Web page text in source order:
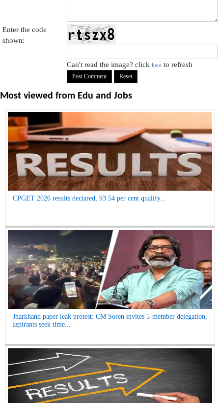
Enter the code
shown:
Can't read the image? clickhere to refresh
Most viewed from Edu and Jobs
CPGET 2026 results declared, 93.54 per cent qualify...
Jharkhand paper leak protest: CM Soren invites 5-member delegation,
aspirants seek time...